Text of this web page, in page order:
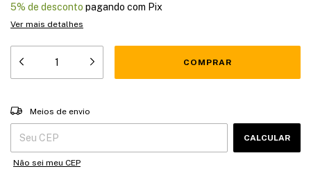
5% de desconto pagando com Pix
Ver mais detalhes
Entregas para o CEP:
Meios de envio
CALCULAR
Não sei meu CEP